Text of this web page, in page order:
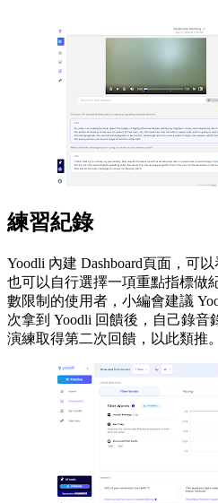
練習紀錄
Yoodli 內建 Dashboard頁面，可
也可以自行選擇一項重點指標做
數限制的使用者，小編會建議
次拿到 Yoodli 回饋後，自己錄音
演練取得第二次回饋，以此類推。